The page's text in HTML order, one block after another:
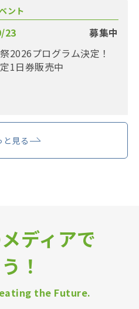
ント
23
募集中
2026プログラム決定！
1日券販売中
と見る
ディアで
！
the Future.